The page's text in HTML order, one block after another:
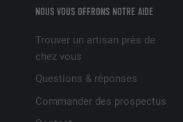
NOUS VOUS OFFRONS NOTRE AIDE
Trouver un artisan près de
chez vous
Questions & réponses
Commander des prospectus
par le service de réseau social
pour suivre l'utilisation de
intégrés